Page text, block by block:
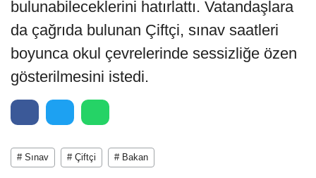
bulunabileceklerini hatırlattı. Vatandaşlara
da çağrıda bulunan Çiftçi, sınav saatleri
boyunca okul çevrelerinde sessizliğe özen
gösterilmesini istedi.
# Sınav # Çiftçi # Bakan